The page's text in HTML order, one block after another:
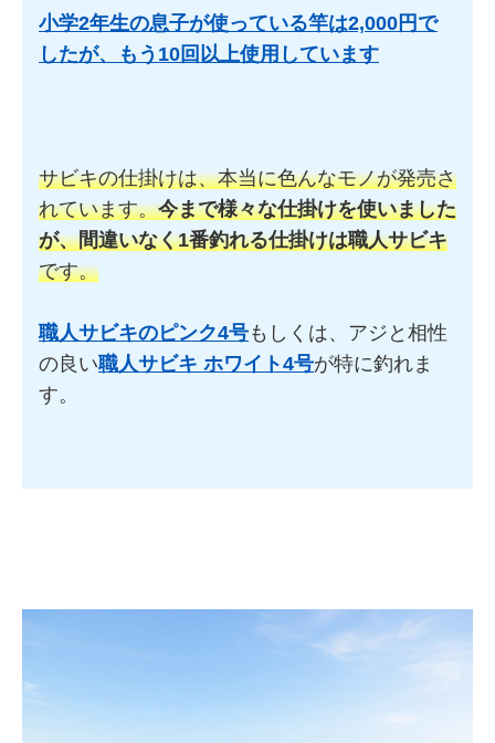
小学2年生の息子が使っている竿は2,000円で
したが、もう10回以上使用しています
サビキの仕掛けは、本当に色んなモノが発売さ
れています。今まで様々な仕掛けを使いました
が、間違いなく1番釣れる仕掛けは職人サビキ
です。
職人サビキのピンク4号もしくは、アジと相性
の良い職人サビキ ホワイト4号が特に釣れま
す。